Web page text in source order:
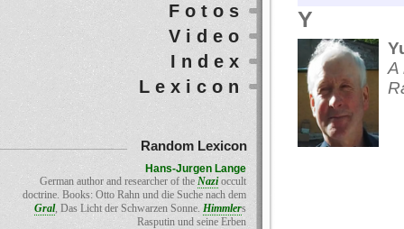
Y
A
Fotos
Video
Index
Lexicon
Random Lexicon
Hans-Jurgen Lange
German author and researcher of the Nazioccult
doctrine. Books: Otto Rahn und die Suche nach dem
Gral, Das Licht der Schwarzen Sonne. Himmlers
Rasputin und seine Erben